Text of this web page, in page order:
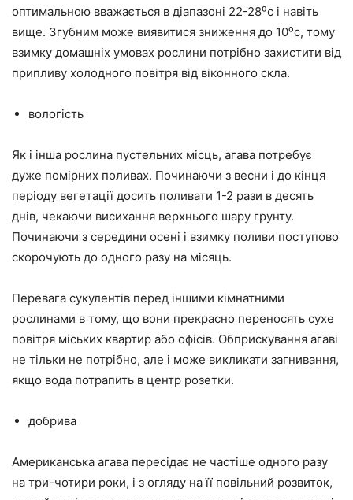
оптимальною вважається в діапазоні 22-28⁰с і навіть
вище. Згубним може виявитися зниження до 10⁰с, тому
взимку домашніх умовах рослини потрібно захистити від
припливу холодного повітря від віконного скла.
вологість
Як і інша рослина пустельних місць, агава потребує
дуже помірних поливах. Починаючи з весни і до кінця
періоду вегетації досить поливати 1-2 рази в десять
днів, чекаючи висихання верхнього шару грунту.
Починаючи з середини осені і взимку поливи поступово
скорочують до одного разу на місяць.
Перевага сукулентів перед іншими кімнатними
рослинами в тому, що вони прекрасно переносять сухе
повітря міських квартир або офісів. Обприскування агаві
не тільки не потрібно, але і може викликати загнивання,
якщо вода потрапить в центр розетки.
добрива
Американська агава пересідає не частіше одного разу
на три-чотири роки, і з огляду на її повільний розвиток,